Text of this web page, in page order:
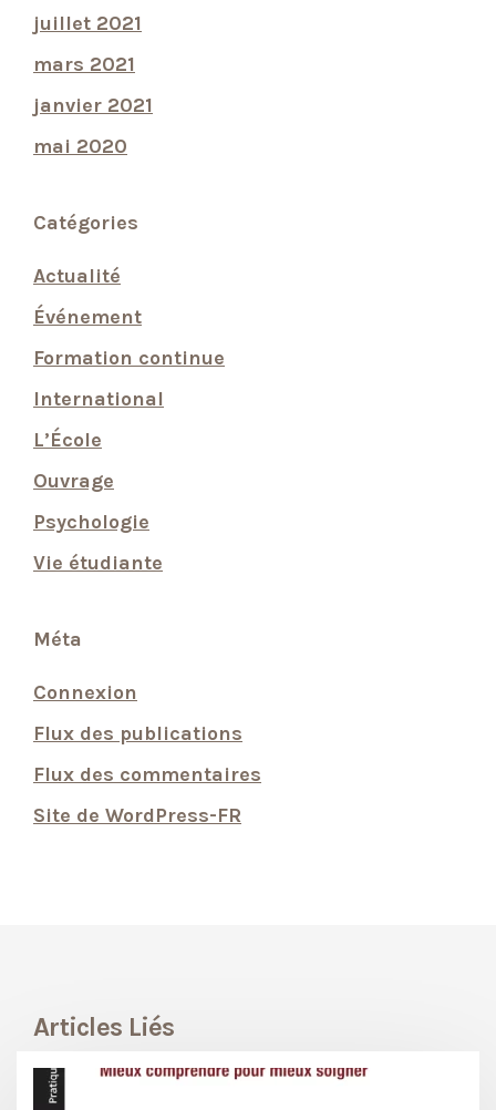
juillet 2021
mars 2021
janvier 2021
mai 2020
Catégories
Actualité
Événement
Formation continue
International
L’École
Ouvrage
Psychologie
Vie étudiante
Méta
Connexion
Flux des publications
Flux des commentaires
Site de WordPress-FR
Articles Liés